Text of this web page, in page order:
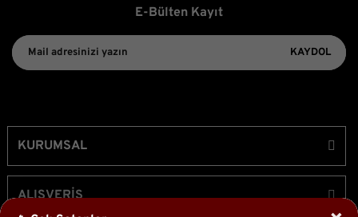
E-Bülten Kayıt
KAYDOL
KURUMSAL
ALIŞVERİŞ